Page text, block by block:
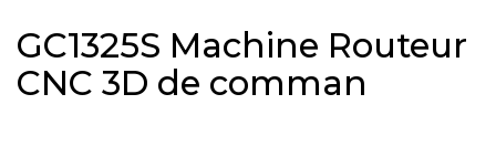
GC1325S Machine Routeur
CNC 3D de comman